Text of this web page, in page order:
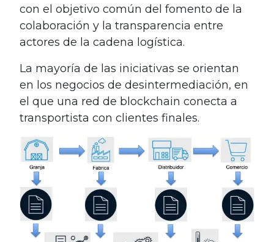
con el objetivo común del fomento de la
colaboración y la transparencia entre
actores de la cadena logística.
La mayoría de las iniciativas se orientan
en los negocios de desintermediación, en
el que una red de blockchain conecta a
transportista con clientes finales.